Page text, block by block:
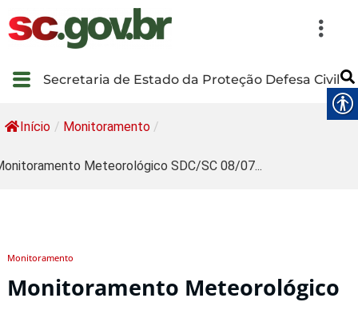
Secretaria de Estado da Proteção Defesa Civil
Início / Monitoramento /
Meteorológico SDC/SC 08/07...
Monitoramento
Monitoramento Meteorológico